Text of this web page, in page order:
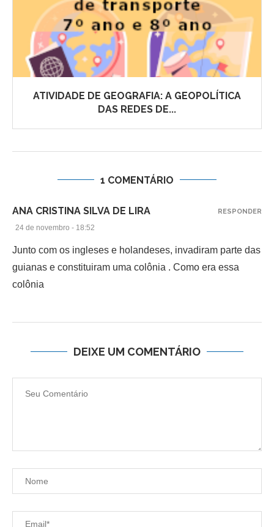
ATIVIDADE DE GEOGRAFIA: A GEOPOLÍTICA
DAS REDES DE...
1 COMENTÁRIO
ANA CRISTINA SILVA DE LIRA
24 de novembro - 18:52
Junto com os ingleses e holandeses, invadiram parte das
guianas e constituiram uma colônia . Como era essa
colônia
RESPONDER
DEIXE UM COMENTÁRIO